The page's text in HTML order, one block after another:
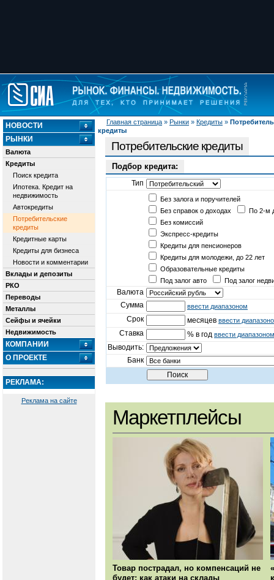
Главная страница » Рынки » Кредиты »
кредиты
НОВОСТИ
РЫНКИ
Валюта
Кредиты
Поиск кредита
Ипотека. Кредит на
недвижимость
Автокредиты
Потребительские
кредиты
Кредитные карты
Кредиты для бизнеса
Новости и комментарии
Вклады и депозиты
РКО
Переводы
Металлы
Сейфы и ячейки
Недвижимость
КОМПАНИИ
О ПРОЕКТЕ
РЕКЛАМА:
Реклама на сайте
Потребительские кредиты
Подбор кредита:
Тип
Без залога и поручителей
Без справок о доходах
По 2-м
Без комиссий
Экспресс-кредиты
Кредиты для пенсионеров
Кредиты для молодежи, до 22 лет
Образовательные кредиты
Под залог авто
Под залог
Валюта
Сумма
ввести диапазоном
Срок месяцев ввести
Ставка % в год ввести диапазоном
Выводить:
Банк
Маркетплейсы
Товар пострадал, но компенсаций не
будет: как атаки на склады